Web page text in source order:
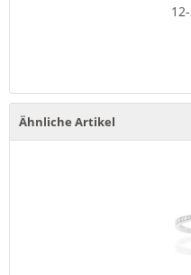
Ähnliche Artikel